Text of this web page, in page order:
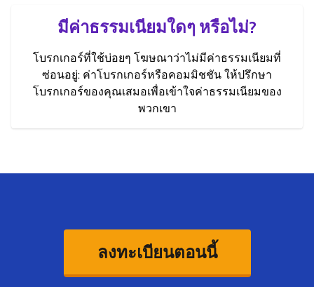
มีค่าธรรมเนียมใดๆ หรือไม่?
โบรกเกอร์ที่ใช้บ่อยๆ โฆษณาว่าไม่มีค่าธรรมเนียมที่
ซ่อนอยู่: ค่าโบรกเกอร์หรือคอมมิชชัน ให้ปรึกษา
โบรกเกอร์ของคุณเสมอเพื่อเข้าใจค่าธรรมเนียมของ
พวกเขา
ลงทะเบียนตอนนี้